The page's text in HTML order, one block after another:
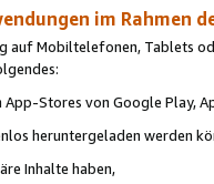
im Rahmen
auf Mobiltelefonen, Tablets
App-Stores von Google Play,
heruntergeladen werden
Inhalte haben,